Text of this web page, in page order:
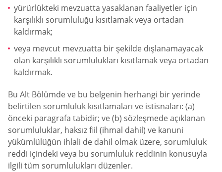
yürürlükteki mevzuatta yasaklanan faaliyetler için
karşılıklı sorumluluğu kısıtlamak veya ortadan
kaldırmak;
veya mevcut mevzuatta bir şekilde dışlanamayacak
olan karşılıklı sorumlulukları kısıtlamak veya ortadan
kaldırmak.
Bu Alt Bölümde ve bu belgenin herhangi bir yerinde
belirtilen sorumluluk kısıtlamaları ve istisnaları: (a)
önceki paragrafa tabidir; ve (b) sözleşmede açıklanan
sorumluluklar, haksız fiil (ihmal dahil) ve kanuni
yükümlülüğün ihlali de dahil olmak üzere, sorumluluk
reddi içindeki veya bu sorumluluk reddinin konusuyla
ilgili tüm sorumlulukları düzenler.